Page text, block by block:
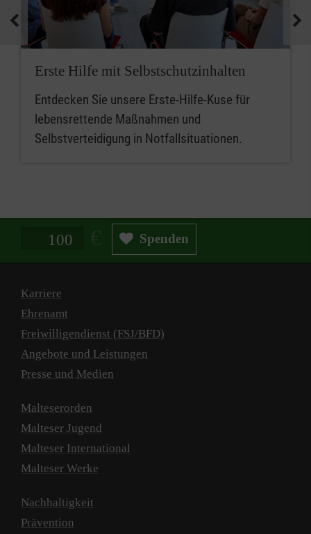
medizinische Geräte und koordinieren
Notfallmaßnahmen.
Zusammenfassend sind betriebliche
Ansprechpersonen für Erste Hilfe, während
Mitarbeitende im betrieblichen Sanitätsdienst
eine erweiterte Rolle bei der medizinischen
Erste Hilfe mit Selbstschutzinhalten
Entdecken Sie unsere Erste-Hilfe-Kuse für
lebensrettende Maßnahmen und
Selbstverteidigung in Notfallsituationen.
Spendenbetrag in Euro Spenden
Karriere
Ehrenamt
Freiwilligendienst (FSJ/BFD)
Angebote und Leistungen
Presse und Medien
Malteserorden
Malteser Jugend
Malteser International
Malteser Werke
Nachhaltigkeit
Prävention